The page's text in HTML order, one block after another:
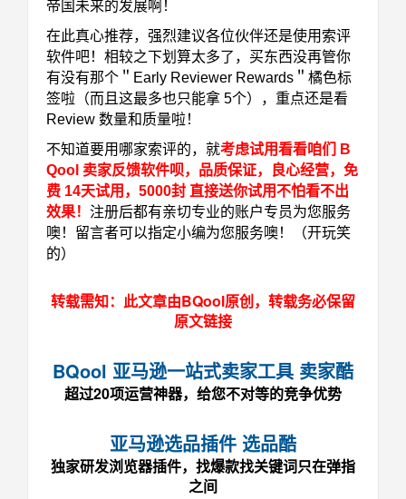
帝国未来的发展啊！
在此真心推荐，强烈建议各位伙伴还是使用索评
软件吧！相较之下划算太多了，买东西没再管你
有没有那个＂Early Reviewer Rewards＂橘色标
签啦（而且这最多也只能拿 5个），重点还是看
Review 数量和质量啦！
不知道要用哪家索评的，就考虑试用看看咱们 B
Qool 卖家反馈软件呗，品质保证，良心经营，免
费 14天试用，5000封 直接送你试用不怕看不出
效果！ 注册后都有亲切专业的账户专员为您服务
噢！留言者可以指定小编为您服务噢！（开玩笑
的）
转载需知：此文章由BQool原创，转载务必保留
原文链接
BQool 亚马逊一站式卖家工具 卖家酷
超过20项运营神器，给您不对等的竞争优势
亚马逊选品插件 选品酷
独家研发浏览器插件，找爆款找关键词只在弹指
之间